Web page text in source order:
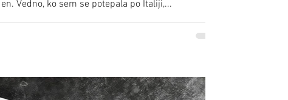
Vedno, ko sem se potepala po Italiji,...